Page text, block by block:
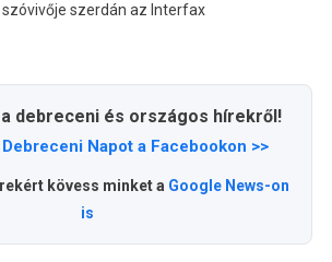
szerdán az Interfax
debreceni és országos hírekről!
Debreceni Napot a Facebookon >>
kövess minket a Google News-on
is